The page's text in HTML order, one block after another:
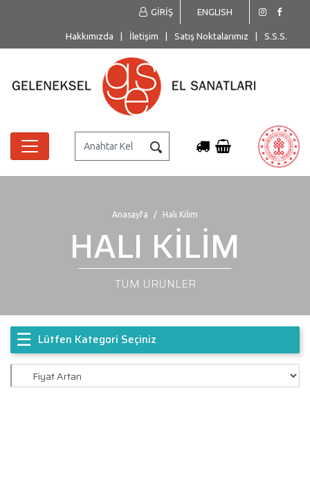
ENGLISH
GİRİŞ
Hakkımızda İletişim Satış Noktalarımız S.S.S.
Anasayfa Halı Kilim
HALI KİLİM
TÜM ÜRÜNLER
☰ Lütfen Kategori Seçiniz